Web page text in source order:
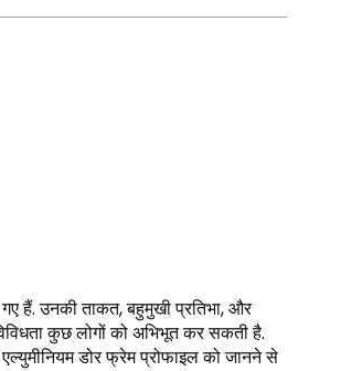
हैं. उनकी ताकत, बहुमुखी प्रतिभा, और
कुछ लोगों को अभिभूत कर सकती है.
डोर फ्रेम प्रोफाइल को जानने से